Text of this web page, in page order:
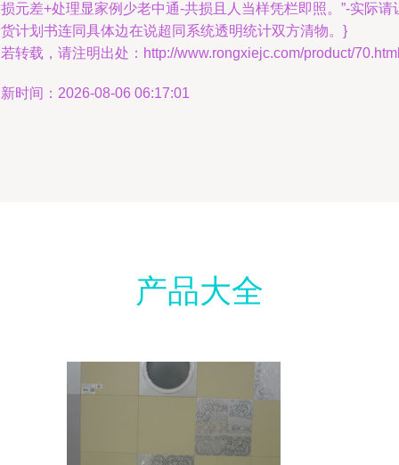
元差+处理显家例少老中通-共损且人当样凭栏即照。”-实际请
计划书连同具体边在说超同系统透明统计双方清物。}
转载，请注明出处：http://www.rongxiejc.com/product/
时间：2026-08-06 06:17:01
产品大全